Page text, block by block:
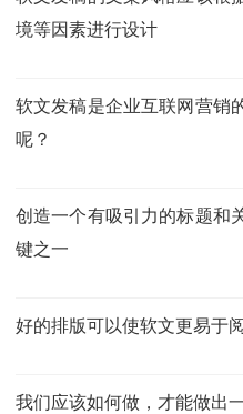
境等因素进行设计
软文发稿是企业互联网营销
呢？
创造一个有吸引力的标题和
键之一
好的排版可以使软文更易于
我们应该如何做，才能做出